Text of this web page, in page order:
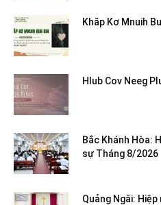
Khăp Kơ Mnuih
Hlub Cov Neeg
Bắc Khánh Hòa:
sự Tháng 8/2026
Quảng Ngãi: